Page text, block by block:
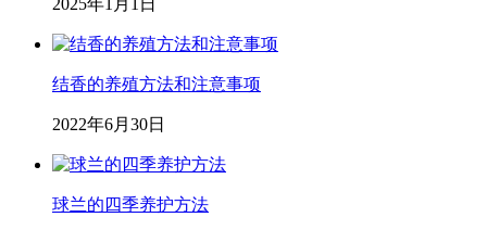
2025年1月1日
结香的养殖方法和注意事项
2022年6月30日
球兰的四季养护方法